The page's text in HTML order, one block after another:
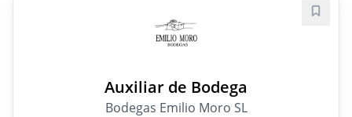
Auxiliar de Bodega
Bodegas Emilio Moro SL
Save